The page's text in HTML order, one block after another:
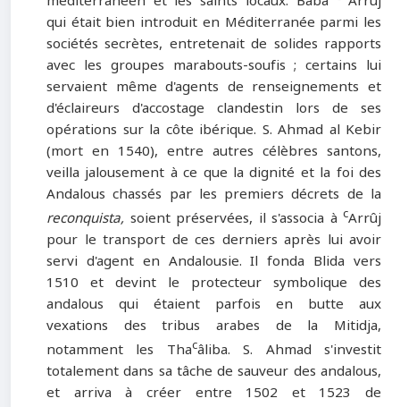
qui était bien introduit en Méditerranée parmi les
sociétés secrètes, entretenait de solides rapports
avec les groupes marabouts-soufis ; certains lui
servaient même d'agents de renseignements et
d'éclaireurs d'accostage clandestin lors de ses
opérations sur la côte ibérique. S. Ahmad al Kebir
(mort en 1540), entre autres célèbres santons,
veilla jalousement à ce que la dignité et la foi des
Andalous chassés par les premiers décrets de la
reconquista, soient préservées, il s'associa à cArrûj
pour le transport de ces derniers après lui avoir
servi d'agent en Andalousie. Il fonda Blida vers
1510 et devint le protecteur symbolique des
andalous qui étaient parfois en butte aux
vexations des tribus arabes de la Mitidja,
notamment les Thacâliba. S. Ahmad s'investit
totalement dans sa tâche de sauveur des andalous,
et arriva à créer entre 1502 et 1523 de